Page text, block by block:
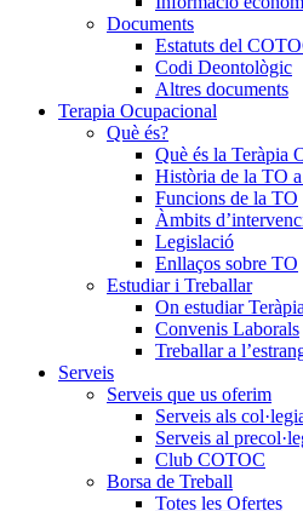
Documents
Estatuts del
Codi Deontològic
Altres documents
Terapia Ocupacional
Què és?
Què és la Teràpia
Història de la TO
Funcions de la TO
Àmbits
Legislació
Enllaços sobre TO
Estudiar i Treballar
On estudiar
Convenis Laborals
Treballar a
Serveis
Serveis que us oferim
Serveis als
Serveis al
Club COTOC
Borsa de Treball
Totes les Ofertes